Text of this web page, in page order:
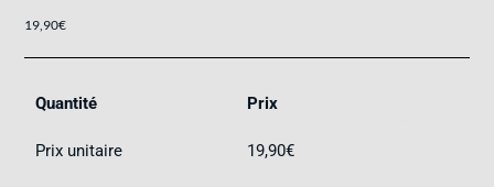
19,90€
Quantité Prix
Prix unitaire 19,90€